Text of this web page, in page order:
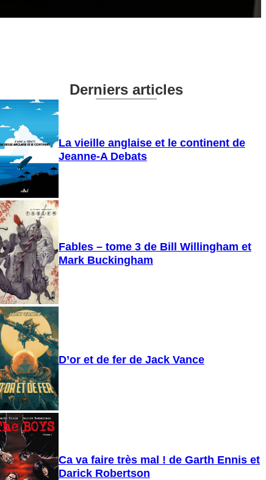
Derniers articles
La vieille anglaise et le continent de
Jeanne-A Debats
Fables – tome 3 de Bill Willingham et
Mark Buckingham
D’or et de fer de Jack Vance
Ca va faire très mal ! de Garth Ennis et
Darick Robertson